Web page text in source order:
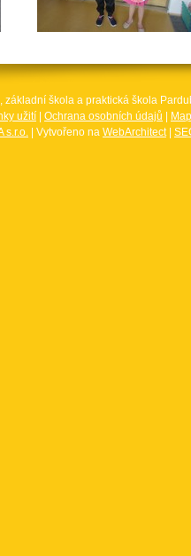
škola a praktická škola
užití Ochrana osobních údajů
s.r.o. | Vytvořeno na WebArchitect|